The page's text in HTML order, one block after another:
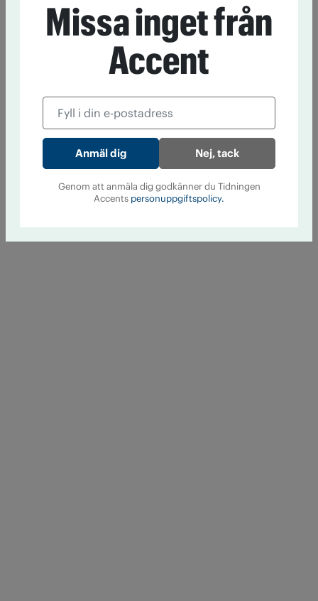
Missa inget från
Accent
Nej, tack
Genom att anmäla dig godkänner du Tidningen
Accents personuppgiftspolicy.